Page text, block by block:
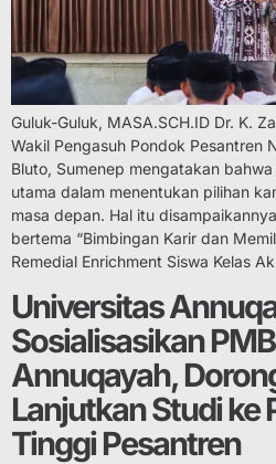
Guluk-Guluk, MASA.SCH.ID Dr. K.
Wakil Pengasuh Pondok Pesantren
Bluto, Sumenep mengatakan
utama dalam menentukan pilihan
masa depan. Hal itu
bertema “Bimbingan Karir dan
Remedial Enrichment Siswa Kelas
Universitas
Sosialisasikan
Annuqayah,
Lanjutkan Studi ke
Tinggi Pesantren